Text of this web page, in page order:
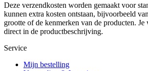
Deze verzendkosten worden gemaakt voor
kunnen extra kosten ontstaan, bijvoorbeeld
grootte of de kenmerken van de producten.
direct in de productbeschrijving.
Service
Mijn bestelling